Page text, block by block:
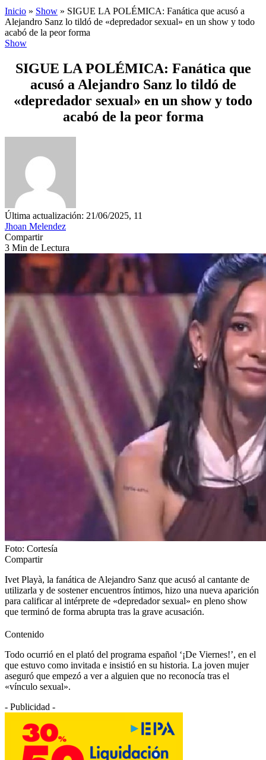
Inicio » Show » SIGUE LA POLÉMICA: Fanática que acusó a
Alejandro Sanz lo tildó de «depredador sexual» en un show y todo
acabó de la peor forma
Show
SIGUE LA POLÉMICA: Fanática que
acusó a Alejandro Sanz lo tildó de
«depredador sexual» en un show y todo
acabó de la peor forma
Última actualización: 21/06/2025, 11
Jhoan Melendez
Compartir
3 Min de Lectura
Foto: Cortesía
Compartir
Ivet Playà, la fanática de Alejandro Sanz que acusó al cantante de
utilizarla y de sostener encuentros íntimos, hizo una nueva aparición
para calificar al intérprete de «depredador sexual» en pleno show
que terminó de forma abrupta tras la grave acusación.
Contenido
Todo ocurrió en el plató del programa español ‘¡De Viernes!’, en el
que estuvo como invitada e insistió en su historia. La joven mujer
aseguró que empezó a ver a alguien que no reconocía tras el
«vínculo sexual».
- Publicidad -